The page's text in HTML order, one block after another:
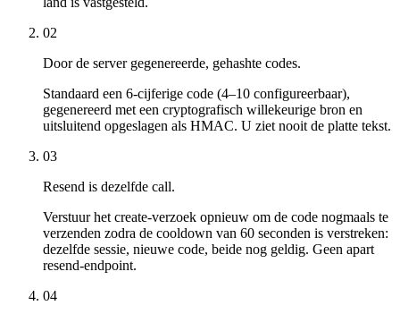
02
Door de server gegenereerde, gehashte codes.
Standaard een 6-cijferige code (4–10 configureerbaar),
gegenereerd met een cryptografisch willekeurige bron en
uitsluitend opgeslagen als HMAC. U ziet nooit de platte tekst.
03
Resend is dezelfde call.
Verstuur het create-verzoek opnieuw om de code nogmaals te
verzenden zodra de cooldown van 60 seconden is verstreken:
dezelfde sessie, nieuwe code, beide nog geldig. Geen apart
resend-endpoint.
04